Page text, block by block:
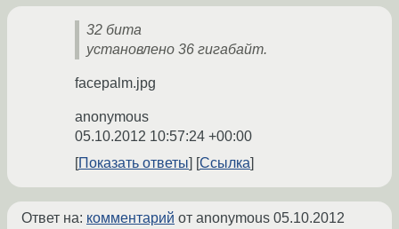
32 бита
установлено 36 гигабайт.
facepalm.jpg
anonymous
05.10.2012 10:57:24 +00:00
Показать ответы
Ссылка
Ответ на: комментарий от anonymous 05.10.2012